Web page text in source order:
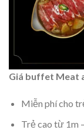
Giá buffet Meat
Miễn phí cho
Trẻ cao từ 1m